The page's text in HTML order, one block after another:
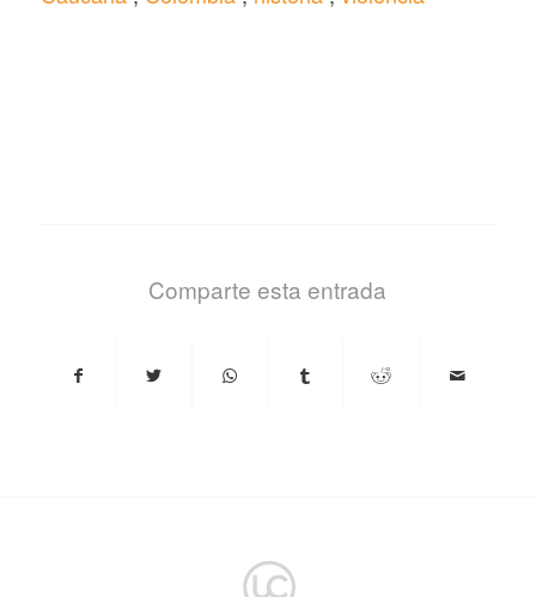
Comparte esta entrada